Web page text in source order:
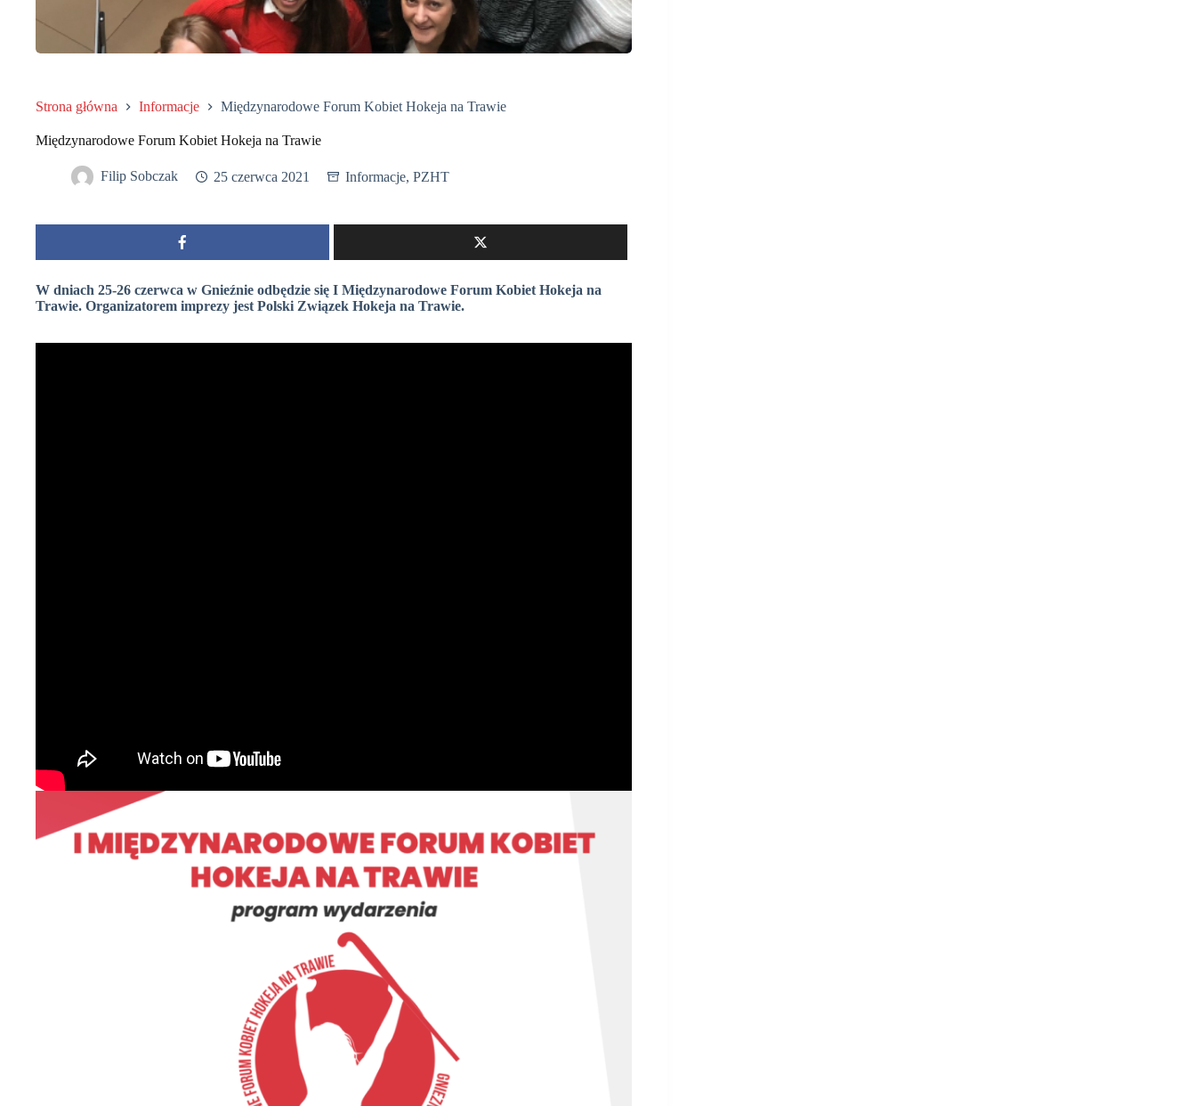
Strona główna Informacje Międzynarodowe Forum Kobiet Hokeja na Trawie
Międzynarodowe Forum Kobiet Hokeja na Trawie
Filip Sobczak 25 czerwca 2021 Informacje, PZHT
W dniach 25-26 czerwca w Gnieźnie odbędzie się I Międzynarodowe Forum Kobiet Hokeja na
Trawie. Organizatorem imprezy jest Polski Związek Hokeja na Trawie.